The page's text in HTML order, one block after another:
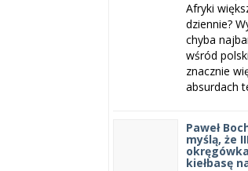
Afryki
dziennie?
chyba
wśród
znacznie
absurdach
Paweł
myślą, że
kiełbasę